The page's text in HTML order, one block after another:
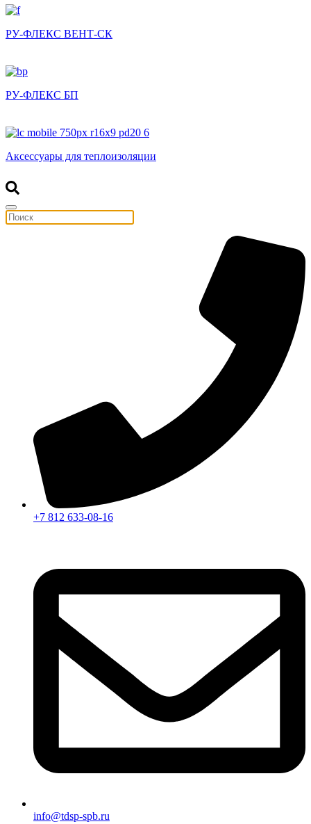
РУ-ФЛЕКС ВЕНТ-СК
РУ-ФЛЕКС БП
Аксессуары для теплоизоляции
+7 812 633-08-16
info@tdsp-spb.ru